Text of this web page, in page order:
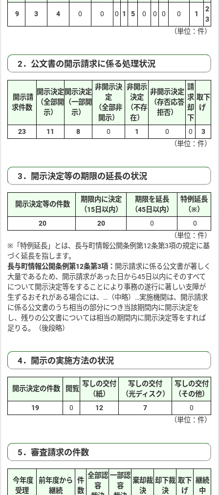
（単位：件）
9 3 4 0 0 0 1 5 0 0 0 0 1
2
3
2．公文書の開示請求に係る処理状況
（単位：件）
開示請
求件数
開示決定
（全部開
示）
開示決定
（一部開
示）
非開示決
定
（全部非
開示）
非開示
決定
（不存
在）
非開示決定
（存否応答
拒否）
請
求
却
下
取下
げ
23 11 8 0 1 0 0 3
3．開示決定等の期限の延長の状況
（単位：件）
※「特例延長」とは、長与町情報公開条例第12条第3項の規定に基
づく延長を指します。
長与町情報公開条例第12条第3項： 開示請求に係る公文書が著しく
大量であるため、開示請求があった日から45日以内にそのすべて
について開示決定等をすることにより事務の遂行に著しい支障が
生ずるおそれがある場合には、…（中略）…実施機関は、開示請求
に係る公文書のうち相当の部分につき当該期間内に開示決定を
し、残りの公文書については相当の期間内に開示決定等をすれば
足りる。（後段略）
開示決定等の件数
期限内に決定
（15日以内）
期限を延長
（45日以内）
特例延長
（※）
20
20 0 0
4．開示の実施方法の状況
（単位：件）
開示決定の件数 閲覧
写しの交付
（紙）
写しの交付
（光ディスク）
写しの交付
（その他）
19
0 12 7 0
5．審査請求の件数
今年度
受理
前年度から
継続
件
数
全部認
容
一部認
容
棄却裁
決
却下裁
決
取下
げ
継続
中